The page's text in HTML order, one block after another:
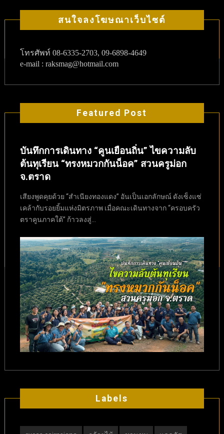
สนใจลงโฆษณาเว็บไซต์
โทรศัพท์ 08-6335-2703, 09-6898-4649
e-mail : raksmag@hotmail.com
Featured Post
บันทึกการเดินทาง “คูนเยือนถิ่น” ไขความลับ
ต้นทุเรียน “ทรงหมวกกันน็อค” สวนครูม่อก
จ.ตราด
เสียงพูดคุยด้วย “สำเนียงทองแดง” อันเป็นเอกลักษณ์ ดังเซ็งแซ่
เคล้ากับรอยยิ้มแห่งมิตรภาพ เมื่อคณะเดินทางจาก “ครอบครัว
ตราคูนภาคใต้” ก้าวลงสู่...
Labels